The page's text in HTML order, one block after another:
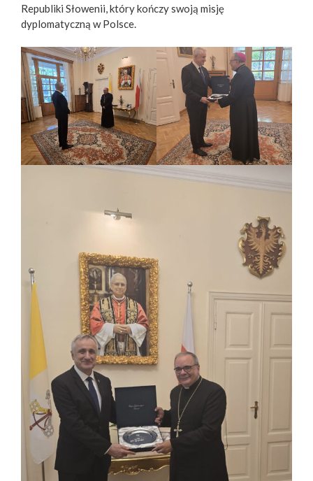
Republiki Słowenii, który kończy swoją misję
dyplomatyczną w Polsce.